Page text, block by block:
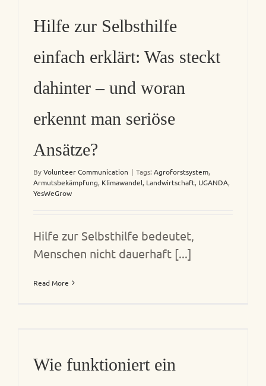
Hilfe zur Selbsthilfe
einfach erklärt: Was steckt
dahinter – und woran
erkennt man seriöse
Ansätze?
ByVolunteer Communication | Tags: Agroforstsystem,
Armutsbekämpfung, Klimawandel, Landwirtschaft, UGANDA,
YesWeGrow
Hilfe zur Selbsthilfe bedeutet,
Menschen nicht dauerhaft [...]
Read More
Wie funktioniert ein